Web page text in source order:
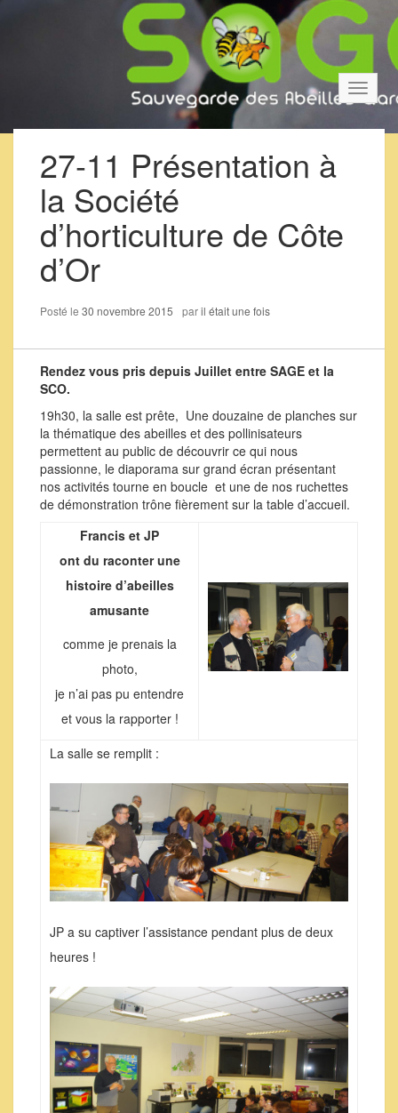
la
27-11 Présentation à
la Société
d’horticulture de Côte
d’Or
Posté le 30 novembre 2015 paril était une fois
Rendez vous pris depuis Juillet entre SAGE et la
SCO.
19h30, la salle est prête, Une douzaine de planches sur
la thématique des abeilles et des pollinisateurs
permettent au public de découvrir ce qui nous
passionne, le diaporama sur grand écran présentant
nos activités tourne en boucle et une de nos ruchettes
de démonstration trône fièrement sur la table d’accueil.
Francis et JP
ont du raconter une
histoire d’abeilles
amusante
comme je prenais la
photo,
je n’ai pas pu entendre
et vous la rapporter !
La salle se remplit :
JP a su captiver l’assistance pendant plus de deux
heures !